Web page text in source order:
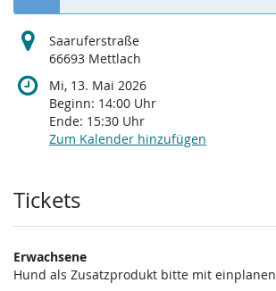
Saaruferstraße
66693 Mettlach
Mi, 13. Mai 2026
Beginn: 14:00 Uhr
Ende: 15:30 Uhr
Zum Kalender hinzufügen
Produkte
Tickets
Erwachsene
Hund als Zusatzprodukt bitte mit einplanen